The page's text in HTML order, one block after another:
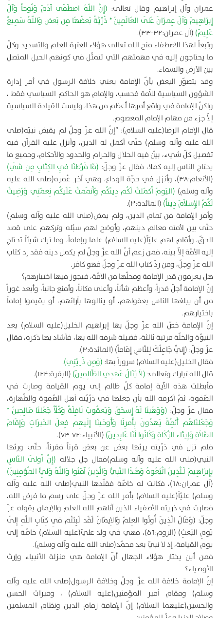
عمران وآل إبراهيم وقال تعالى: (إِنَّ اللّهَ اصطَفَى آدَمَ وَنُوحاً وَآلَ
إِبرَاهِيمَ وَآلَ عِمرَانَ عَلَى العَالَمِينَ * ذُرِّيَّةً بَعضُهَا مِن بَعض وَاللّهُ سَمِيعٌ
عَلِيمٌ) (آل عمران:۳۲-۳۳).
وتبعاً لهذا الاصطفاء منح الله تعالى هؤلاء العترة العلم والتسديد وكلّ
ما يحتاجون إليه في مهمتهم التي تتمثّل في كونهم الحبل المتصل
بين الأرض والسماء.
وقد يتصوّر البعض بأنّ الإمامة يعني خلافة الرسول في أمر إدارة
الشؤون السياسية للاُمة فحسب، والإمام هو الحاكم السياسي فقط ،
ولكنّ الإمامة في واقع أمرها أعظم من هذا، وليست القيادة السياسية
إلاّ جزء من مهام الإمام المعصوم.
قال الإمام الرضا(عليه السلام): “إنّ الله عزّ وجلّ لم يقبض نبيّه(صلى
الله عليه وآله وسلم) حتّى أكمل له الدين، وأنزل عليه القرآن فيه
تفصيل كلّ شيء، بيّن فيه الحلال والحرام والحدود والأحكام، وجميع ما
يحتاج الناس إليه كملا، فقال عزّ وجلّ: (مَّا فَرَّطنَا فِي الكِتَابِ مِن شَي)
(الأنعام:۳۸)، وأنزل في حجّة الوداع، وهي آخر عُمره(صلى الله عليه
وآله وسلم) (اليَومَ أَكمَلتُ لَكُم دِينَكُم وَأَتمَمتُ عَلَيكُم نِعمَتِي وَرَضِيتُ
لَكُمُ الإِسلاَمَ دِيناً) (المائدة:۳).
وأمر الإمامة من تمام الدين، ولم يمض(صلى الله عليه وآله وسلم)
حتّى بين لأمته معالم دينهم، وأوضح لهم سبُله وتركهم على قصد
الحقّ، وأقام لهم عليّاً(عليه السلام) علما وإماماً، وما ترك شيئاً تحتاج
إليه الأمّة إلاّ بينه، فمن زعم أنّ الله عزّ وجلّ لم يكمل دينه فقد رد كتاب
الله عزّ وجلّ، ومن ردّ كتاب الله عزّ وجلّ فهو كافر.
هل يعرفون قدر الإمامة ومحلّها من الامّة، فيجوز فيها اختيارهم؟
إنّ الإمامة أجلّ قدراً، وأعظم شأناً، وأعلى مكاناً، وأمنع جانباً، وأبعد غوراً
من أن يبلغها الناس بعقولهم، أو ينالوها بآرائهم، أو يقيموا إماماً
باختيارهم.
إنّ الإمامة خصّ الله عزّ وجلّ بها إبراهيم الخليل(عليه السلام) بعد
النبوّة والخلّة مرتبة ثالثة، فضيلة شرفه الله بها، فأشاد بها ذكره، فقال
عزّ وجلّ: (إِنِّي جَاعِلُكَ لِلنَّاسِ إِمَاماً) (المائدة:۳).
فقال الخليل(عليه السلام) سروراً بها: (وَمِن ذُريَّتِي).
قال الله تبارك وتعالى: (لاَ يَنَالُ عَهدِي الظَّالِمِينَ) (البقرة:۱۲۴).
فأبطلت هذه الآية إمامة كلّ ظالم إلى يوم القيامة وصارت في
الصّفوة، ثمّ أكرمه الله بأن جعلها في ذرّيّته أهل الصّفوة والطّهارة،
فقال عزّ وجلّ: (وَوَهَبنَا لَهُ إِسحَقَ وَيَعقُوبَ نَافِلَةً وَكُلّاً جَعَلنَا صَالِحِينَ *
وَجَعَلنَاهُم أَئِمَّةً يَهدُونَ بِأَمرِنَا وَأَوحَينَا إِلَيهِم فِعلَ الخَيرَاتِ وَإِقَامَ
الصَّلاَةِ وَإِيتَاء الزَّكَاةِ وَكَانُوا لَنَا عَابِدِينَ) (الأنبياء:۷۲-۷۳).
فلم تزل في ذرّيته يرثها بعض عن بعض قرناً فقرناً، حتّى ورثها
النبي(صلى الله عليه وآله وسلم)فقال جل جلاله (إِنَّ أَولَى النَّاسِ
بِإِبرَاهِيمَ لَلَّذِينَ اتَّبَعُوهُ وَهَـذَا النَّبِيُّ وَالَّذِينَ آمَنُوا وَاللّهُ وَلِيُّ المُؤمِنِينَ)
(آل عمران:۶۸)، فكانت له خاصّة فقلّدها النبي(صلى الله عليه وآله
وسلم) عليّاً(عليه السلام) بأمر الله عزّ وجلّ على رسم ما فرض الله،
فصارت في ذريته الأصفياء الذين آتاهم الله العلم والإيمان بقوله عزّ
وجلّ: (وَقَالَ الَّذِينَ أُوتُوا العِلمَ وَالاِيمَانَ لَقَد لَبِثتُم فِي كِتَابِ اللَّهِ إِلَى
يَومِ البَعثِ) (الروم:۵۶)، فهي في ولد عليّ(عليه السلام) خاصّة إلى
يوم القيامة، إذ لا نبيّ بعد محمّد(صلى الله عليه وآله وسلم).
فمن أين يختار هؤلاء الجهال أنّ الإمامة هي منزلة الأنبياء وإرث
الأوصياء؟
إنّ الإمامة خلافة الله عزّ وجلّ وخلافة الرسول(صلى الله عليه وآله
وسلم) ومقام أمير المؤمنين(عليه السلام) ، وميراث الحسن
والحسين(عليهما السلام) إنّ الإمامة زمام الدين ونظام المسلمين